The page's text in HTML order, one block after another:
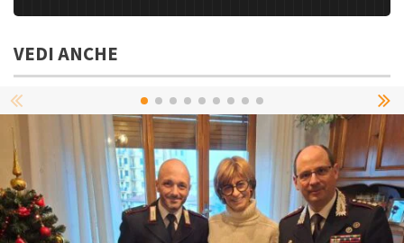
VEDI ANCHE